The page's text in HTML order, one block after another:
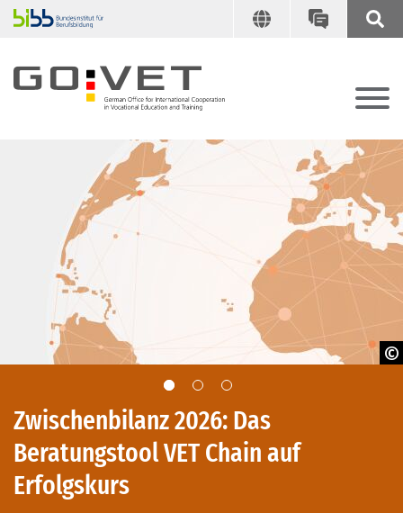
Zwischenbilanz 2026: Das
Beratungstool VET Chain auf
Erfolgskurs